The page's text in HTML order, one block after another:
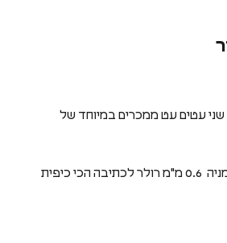
עטים עט ממכרים במיוחד של
פד לעכבר + שני עטי שניידר ביזנס גרמניה 0.6 מ"מ רולר לכתיבה הכי כיפית